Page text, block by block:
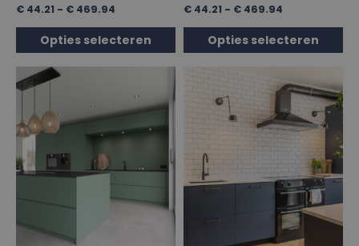
€ 44.21 - € 469.94
Opties selecteren
€ 44.21 - € 469.94
Opties selecteren